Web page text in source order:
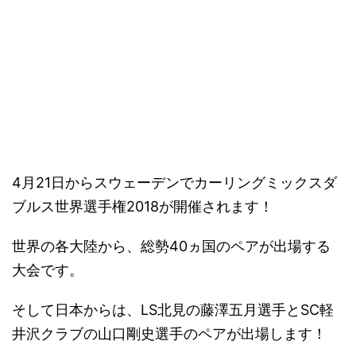
4月21日からスウェーデンでカーリングミックスダ
ブルス世界選手権2018が開催されます！
世界の各大陸から、総勢40ヵ国のペアが出場する
大会です。
そして日本からは、LS北見の藤澤五月選手とSC軽
井沢クラブの山口剛史選手のペアが出場します！